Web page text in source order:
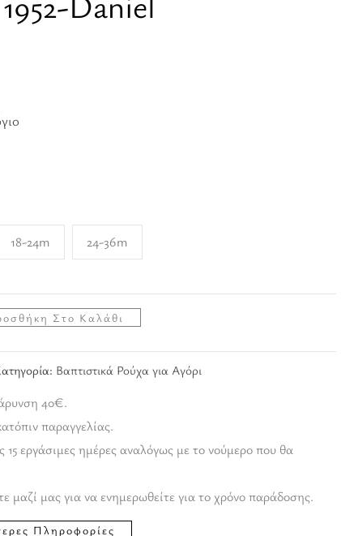
τιμή
18-24m 24-36m
Στο Καλάθι
Βαπτιστικά Ρούχα για Αγόρι
40€.
παραγγελίας.
εργάσιμες ημέρες αναλόγως με το νούμερο που θα
μαζί μας για να ενημερωθείτε για το χρόνο παράδοσης.